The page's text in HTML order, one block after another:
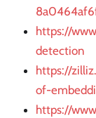
https://
detection
https://
of-
https://